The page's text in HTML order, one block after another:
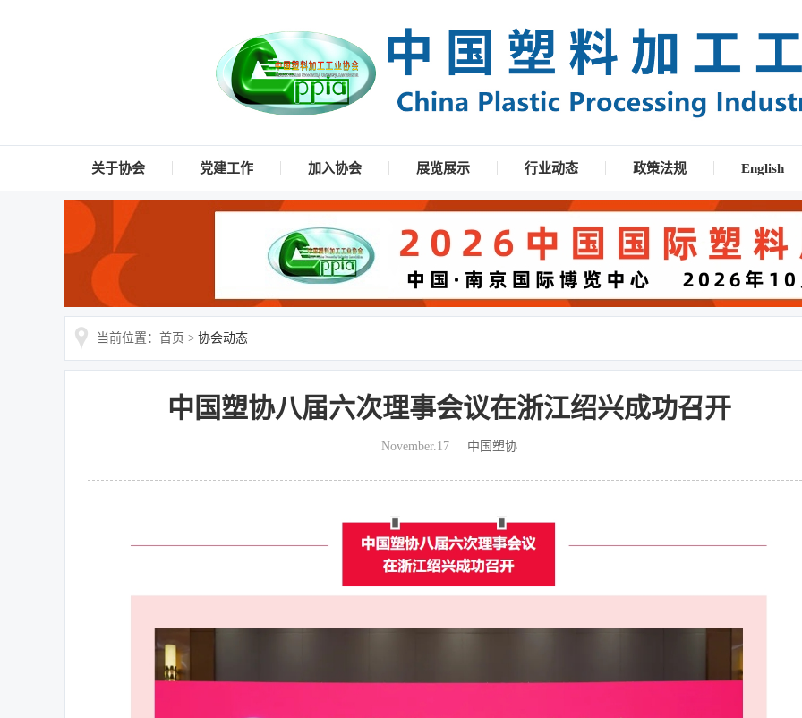
关于协会 党建工作 加入协会 展览展示 行业动态 政策法规 English
当前位置：首页 > 协会动态
中国塑协八届六次理事会议在浙江绍兴成功召开
November.17 中国塑协